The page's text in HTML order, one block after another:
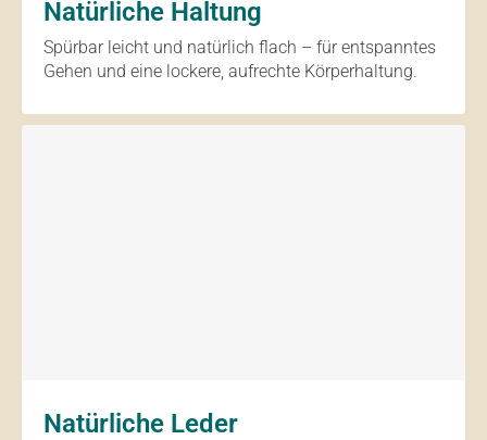
Natürliche Haltung
Spürbar leicht und natürlich flach – für entspanntes
Gehen und eine lockere, aufrechte Körperhaltung.
Natürliche Leder